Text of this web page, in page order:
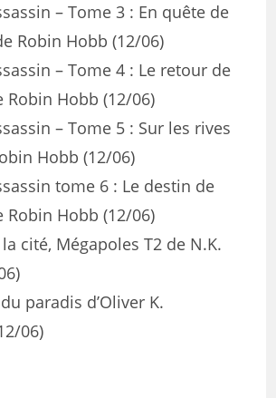
– Tome 3 : En quête de
Robin Hobb (12/06)
– Tome 4 : Le retour de
Robin Hobb (12/06)
– Tome 5 : Sur les rives
Hobb (12/06)
tome 6 : Le destin de
Robin Hobb (12/06)
cité, Mégapoles T2 de N.K.
paradis d’Oliver K.
06)